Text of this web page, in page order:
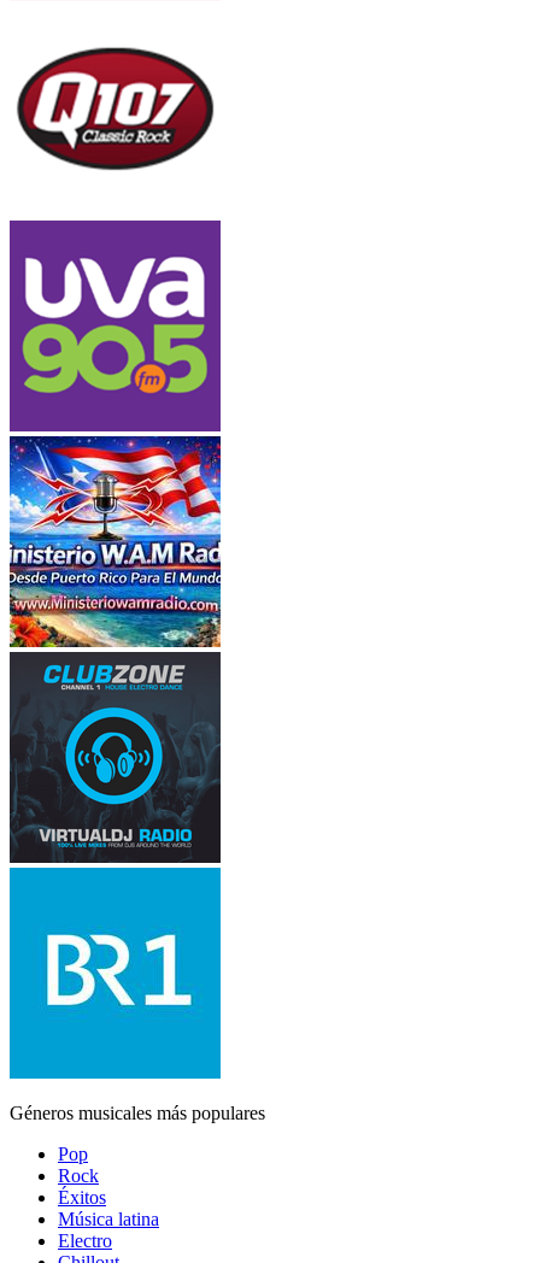
Géneros musicales más populares
Pop
Rock
Éxitos
Música latina
Electro